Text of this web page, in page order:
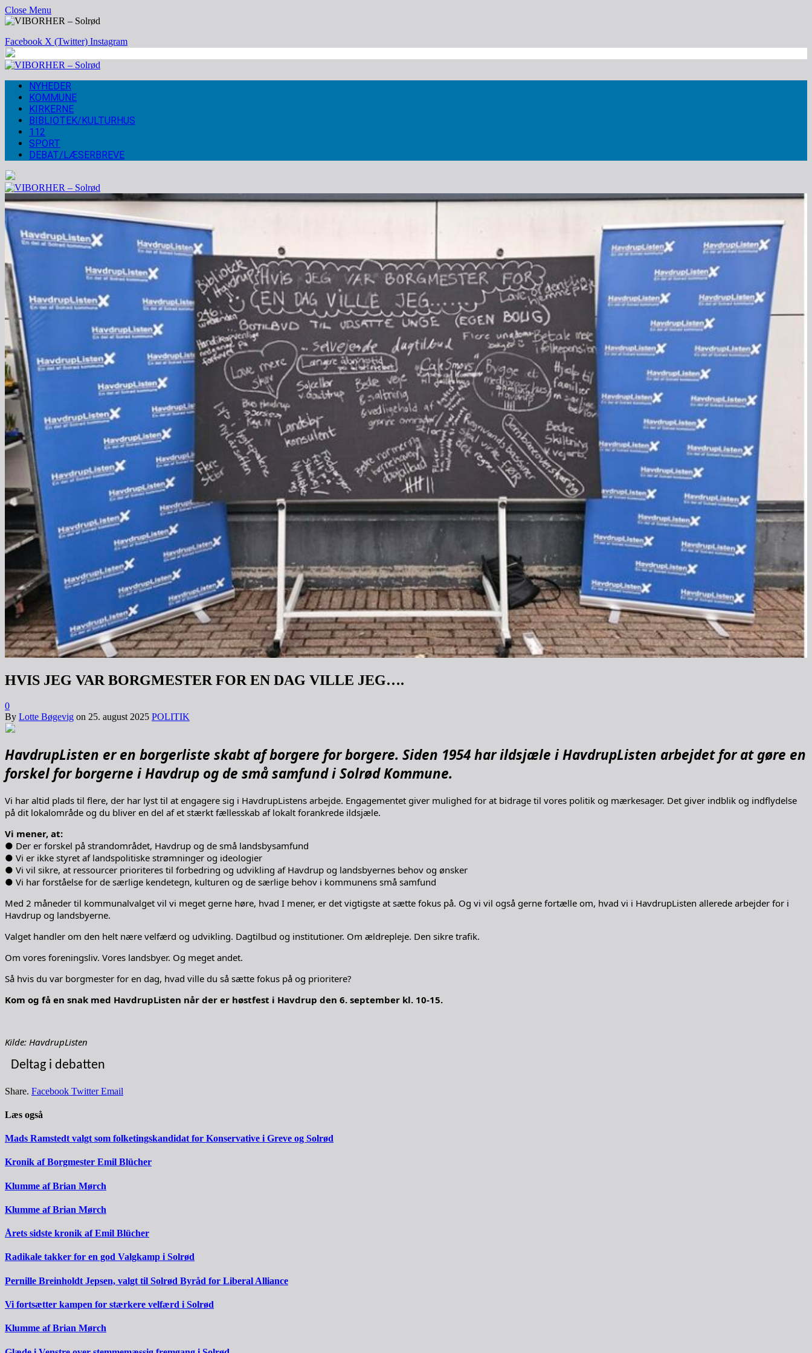
Close Menu
Facebook X (Twitter) Instagram
NYHEDER
KOMMUNE
KIRKERNE
BIBLIOTEK/KULTURHUS
112
SPORT
DEBAT/LÆSERBREVE
HVIS JEG VAR BORGMESTER FOR EN DAG VILLE JEG….
0
By Lotte Bøgevig on 25. august 2025 POLITIK
HavdrupListen er en borgerliste skabt af borgere for borgere. Siden 1954 har ildsjæle i HavdrupListen arbejdet for at gøre en
forskel for borgerne i Havdrup og de små samfund i Solrød Kommune.
Vi har altid plads til flere, der har lyst til at engagere sig i HavdrupListens arbejde. Engagementet giver mulighed for at bidrage til vores politik og mærkesager. Det giver indblik og indflydelse
på dit lokalområde og du bliver en del af et stærkt fællesskab af lokalt forankrede ildsjæle.
Vi mener, at:
● Der er forskel på strandområdet, Havdrup og de små landsbysamfund
● Vi er ikke styret af landspolitiske strømninger og ideologier
● Vi vil sikre, at ressourcer prioriteres til forbedring og udvikling af Havdrup og landsbyernes behov og ønsker
● Vi har forståelse for de særlige kendetegn, kulturen og de særlige behov i kommunens små samfund
Med 2 måneder til kommunalvalget vil vi meget gerne høre, hvad I mener, er det vigtigste at sætte fokus på. Og vi vil også gerne fortælle om, hvad vi i HavdrupListen allerede arbejder for i
Havdrup og landsbyerne.
Valget handler om den helt nære velfærd og udvikling. Dagtilbud og institutioner. Om ældrepleje. Den sikre trafik.
Om vores foreningsliv. Vores landsbyer. Og meget andet.
Så hvis du var borgmester for en dag, hvad ville du så sætte fokus på og prioritere?
Kom og få en snak med HavdrupListen når der er høstfest i Havdrup den 6. september kl. 10-15.
Kilde: HavdrupListen
Deltag i debatten
Share. Facebook Twitter Email
Læs også
Mads Ramstedt valgt som folketingskandidat for Konservative i Greve og Solrød
Kronik af Borgmester Emil Blücher
Klumme af Brian Mørch
Klumme af Brian Mørch
Årets sidste kronik af Emil Blücher
Radikale takker for en god Valgkamp i Solrød
Pernille Breinholdt Jepsen, valgt til Solrød Byråd for Liberal Alliance
Vi fortsætter kampen for stærkere velfærd i Solrød
Klumme af Brian Mørch